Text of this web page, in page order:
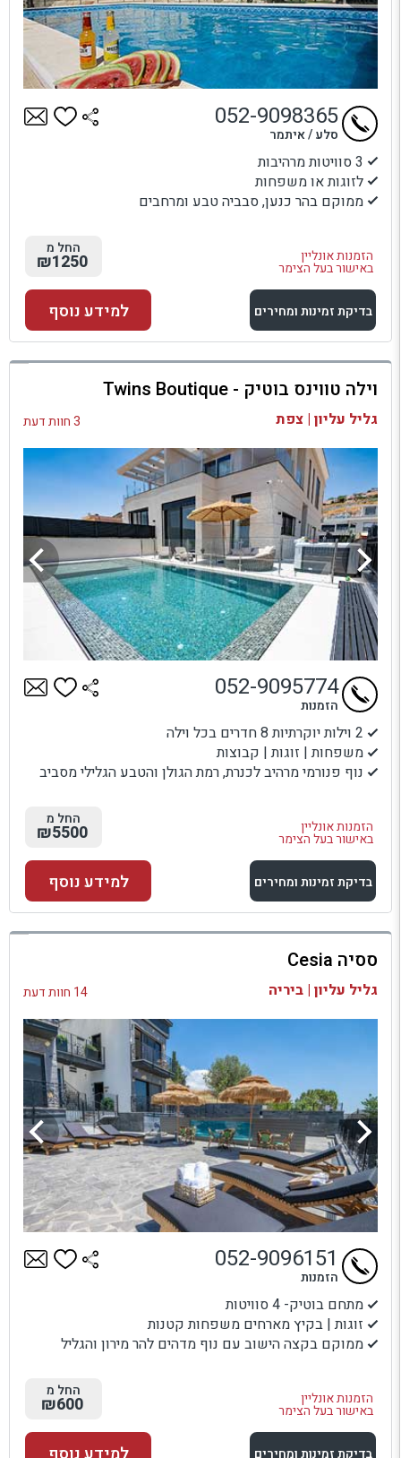
3 סוויטות מרהיבות
לזוגות או משפחות
ממוקם בהר כנען, סבביה טבע ומרחבים
הזמנות אונליין
באישור בעל הצימר
052-9098365
סלע / איתמר
החל מ
₪1250
בדיקת זמינות ומחירים
למתחם זה
בדיקת זמינות ומחירים
למידע נוסף
וילה טווינס בוטיק - Twins Boutique
גליל עליון | צפת 3 חוות דעת
2 וילות יוקרתיות 8 חדרים בכל וילה
משפחות | זוגות | קבוצות
נוף פנורמי מרהיב לכנרת, רמת הגולן והטבע הגלילי מסביב
הזמנות אונליין
באישור בעל הצימר
052-9095774
הזמנות
החל מ
₪5500
בדיקת זמינות ומחירים
למתחם זה
בדיקת זמינות ומחירים
למידע נוסף
ססיה Cesia
גליל עליון | ביריה 14 חוות דעת
מתחם בוטיק- 4 סוויטות
זוגות | בקיץ מארחים משפחות קטנות
ממוקם בקצה הישוב עם נוף מדהים להר מירון והגליל
הזמנות אונליין
באישור בעל הצימר
052-9096151
הזמנות
החל מ
₪600
בדיקת זמינות ומחירים